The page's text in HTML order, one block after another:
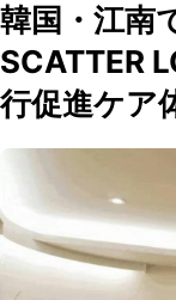
韓国・江南
SCATTER
行促進ケア